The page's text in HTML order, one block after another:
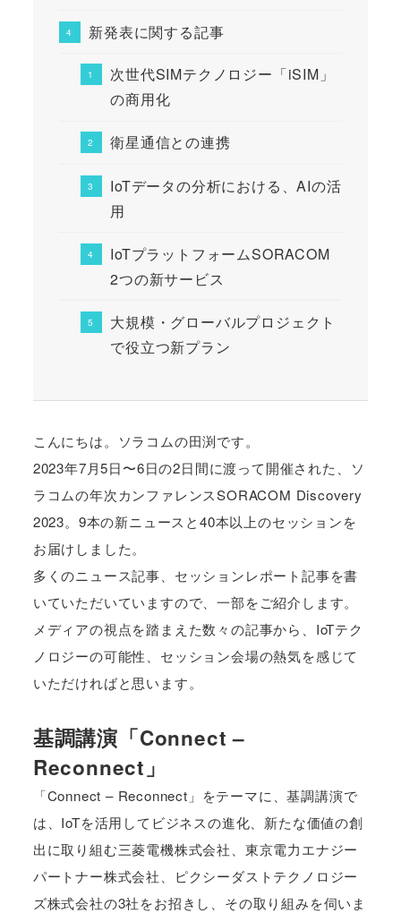
新発表に関する記事
次世代SIMテクノロジー「iSIM」
の商用化
衛星通信との連携
IoTデータの分析における、AIの活
用
IoTプラットフォームSORACOM
2つの新サービス
大規模・グローバルプロジェクト
で役立つ新プラン
こんにちは。ソラコムの田渕です。
2023年7月5日〜6日の2日間に渡って開催された、ソ
ラコムの年次カンファレンスSORACOM Discovery
2023。9本の新ニュースと40本以上のセッションを
お届けしました。
多くのニュース記事、セッションレポート記事を書
いていただいていますので、一部をご紹介します。
メディアの視点を踏まえた数々の記事から、IoTテク
ノロジーの可能性、セッション会場の熱気を感じて
いただければと思います。
基調講演「Connect –
Reconnect」
「Connect – Reconnect」をテーマに、基調講演で
は、IoTを活用してビジネスの進化、新たな価値の創
出に取り組む三菱電機株式会社、東京電力エナジー
パートナー株式会社、ピクシーダストテクノロジー
ズ株式会社の3社をお招きし、その取り組みを伺いま